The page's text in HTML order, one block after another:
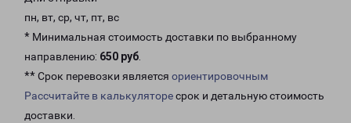
пн, вт, ср, чт, пт, вс
* Минимальная стоимость доставки по выбранному
направлению: 650 руб.
** Срок перевозки является ориентировочным
Рассчитайте в калькуляторесрок и детальную стоимость
доставки.